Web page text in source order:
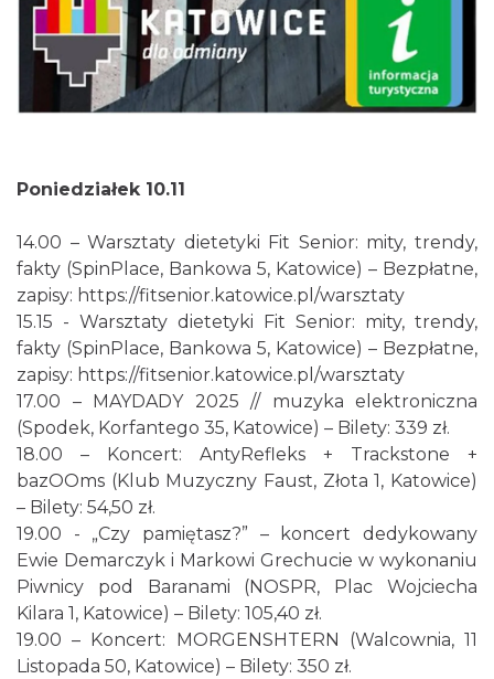
Muzyka zespołu Metallica symfonicznie
2026
Katowice
Alicja Majewska & Włodzimierz Korcz &
Warsaw String Quartet - Jubileusz
Katowice
2026-09-18
0.70 km
44. Rawa Blues Festival
Katowice
0.70 km
Poniedziałek 10.11
14.00 – Warsztaty dietetyki Fit Senior: mity, trendy,
fakty (SpinPlace, Bankowa 5, Katowice) – Bezpłatne,
zapisy: https://fitsenior.katowice.pl/warsztaty
15.15 - Warsztaty dietetyki Fit Senior: mity, trendy,
fakty (SpinPlace, Bankowa 5, Katowice) – Bezpłatne,
zapisy: https://fitsenior.katowice.pl/warsztaty
17.00 – MAYDADY 2025 // muzyka elektroniczna
(Spodek, Korfantego 35, Katowice) – Bilety: 339 zł.
18.00 – Koncert: AntyRefleks + Trackstone +
bazOOms (Klub Muzyczny Faust, Złota 1, Katowice)
– Bilety: 54,50 zł.
19.00 - „Czy pamiętasz?” – koncert dedykowany
Ewie Demarczyk i Markowi Grechucie w wykonaniu
Piwnicy pod Baranami (NOSPR, Plac Wojciecha
Kilara 1, Katowice) – Bilety: 105,40 zł.
19.00 – Koncert: MORGENSHTERN (Walcownia, 11
Listopada 50, Katowice) – Bilety: 350 zł.